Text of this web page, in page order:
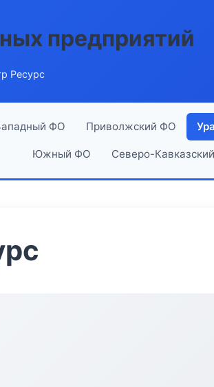
предприятий
Ресурс
ФО Приволжский ФО
Южный ФО Северо-